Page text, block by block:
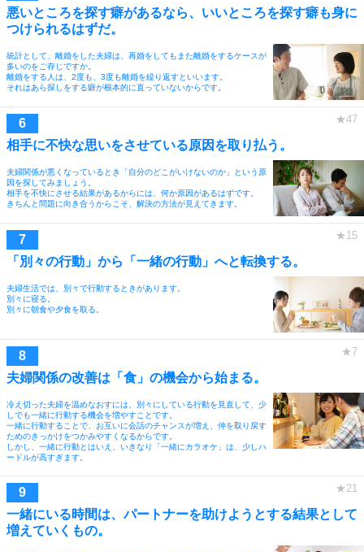
悪いところを探す癖があるなら、いいところを探す癖も身に
つけられるはずだ。
統計として、離婚をした夫婦は、再婚をしてもまた離婚をするケースが
多いのをご存じですか。
離婚をする人は、2度も、3度も離婚を繰り返すといいます。
それはあら探しをする癖が根本的に直っていないからです。
相手に不快な思いをさせている原因を取り払う。
夫婦関係が悪くなっているとき「自分のどこがいけないのか」という原
因を探してみましょう。
相手を不快にさせる結果があるからには、何か原因があるはずです。
きちんと問題に向き合うからこそ、解決の方法が見えてきます。
「別々の行動」から「一緒の行動」へと転換する。
夫婦生活では、別々で行動するときがあります。
別々に寝る。
別々に朝食や夕食を取る。
夫婦関係の改善は「食」の機会から始まる。
冷え切った夫婦を温めなおすには、別々にしている行動を見直して、少
しでも一緒に行動する機会を増やすことです。
一緒に行動することで、お互いに会話のチャンスが増え、仲を取り戻す
ためのきっかけをつかみやすくなるからです。
しかし、一緒に行動とはいえ、いきなり「一緒にカラオケ」は、少しハ
ードルが高すぎます。
一緒にいる時間は、パートナーを助けようとする結果として
増えていくもの。